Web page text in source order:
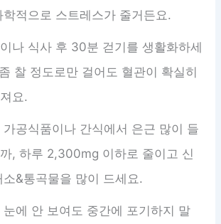
학적으로 스트레스가 줄거든요.
나 식사 후 30분 걷기를 생활화하세
찰 정도로만 걸어도 혈관이 확실히
요.
가공식품이나 간식에서 은근 많이 들
, 하루 2,300mg 이하로 줄이고 신
소&통곡물을 많이 드세요.
눈에 안 보여도 중간에 포기하지 말